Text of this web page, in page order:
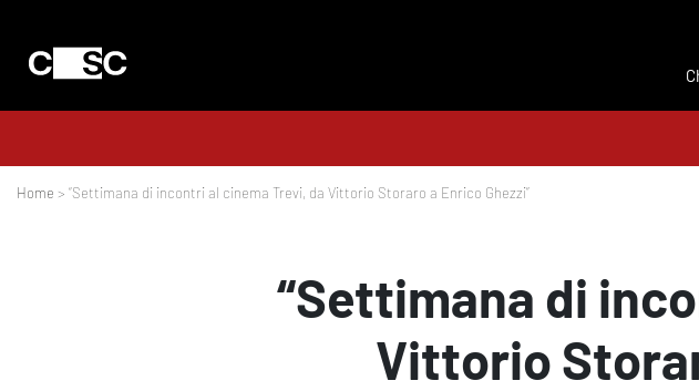
Home > “Settimana di incontri al cinema Trevi, da Vittorio Storaro a Enrico Ghezzi”
“Settimana di
Vittorio